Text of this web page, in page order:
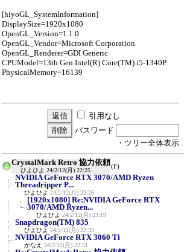
[hiyoGL_SystemInformation]
DisplaySize=1920x1080
OpenGL_Version=1.1.0
OpenGL_Vendor=Microsoft Corporation
OpenGL_Renderer=GDI Generic
CPUModel=13th Gen Intel(R) Core(TM) i5-1340P
PhysicalMemory=16139
引用なし
パスワード
・ツリー全体表示
CrystalMark Retro 協力依頼
ひよひよ 24/2/12(月) 22:25
(F)
NVIDIA GeForce RTX 3070/AMD Ryzen
Threadripper P...
ひよひよ 24/2/12(月) 22:26
[1920x1080] Re:NVIDIA GeForce RTX
3070/AMD Ryzen...
ひよひよ 24/2/12(月) 23:19
Snapdragon(TM) 835
ひよひよ 24/2/12(月) 22:33
NVIDIA GeForce RTX 3060 Ti
かなえ 24/2/12(月) 22:51